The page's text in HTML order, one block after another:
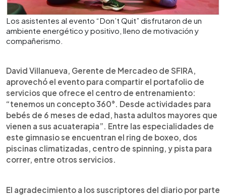
Los asistentes al evento “Don’t Quit” disfrutaron de un
ambiente energético y positivo, lleno de motivación y
compañerismo.
David Villanueva, Gerente de Mercadeo de SFIRA,
aprovechó el evento para compartir el portafolio de
servicios que ofrece el centro de entrenamiento:
“tenemos un concepto 360°. Desde actividades para
bebés de 6 meses de edad, hasta adultos mayores que
vienen a sus acuaterapia”. Entre las especialidades de
este gimnasio se encuentran el ring de boxeo, dos
piscinas climatizadas, centro de spinning, y pista para
correr, entre otros servicios.
El agradecimiento a los suscriptores del diario por parte